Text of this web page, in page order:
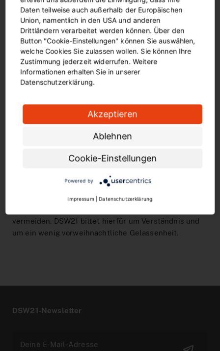
Alle Informationen zu Tickets, Fahrplänen u.v.m. gibt
es aufwww.bus-und-bahn.de(bub.mobi) sowie in der
DSW21-App.
BVB und Weihnachtsmarkt: Herausforderung
Heimspiel
In der Vorweihnachtszeit finden zwei Heimspiele des
am 7. Dezember (Besiktas Istanbul, 21.00 Uhr). Hinzu
kommt noch am 12. Dezember (16.30 Uhr) das BVB-
Auslastung des Stadions bis zu 30.000 Fans mit Bus
und Bahn anreisen – DSW21 fährt dann einen
Sonderfahrplan und lässt alles rollen, was Räder hat.
An diesen Tagen sind Einschränkungen und
vermeiden. DSW21 bittet hierfür um Verständnis und
um ein wenig vorweihnachtliche Gelassenheit.
DSW21-Newsletter
Deine E-Mail-Adresse
Daten teilweise auch außerhalb der Europäischen
Union, namentlich in den USA und anderen
Drittländern verarbeitet werden können. Über den
Button "Cookie-Einstellungen" können Sie auswählen,
welche Cookies Sie zulassen wollen. Sie können Ihre
Zustimmung jederzeit widerrufen. Weitere
Informationen erhalten Sie in unserer
Datenschutzerklärung.
Akzeptieren
Ablehnen
Cookie-Einstellungen
Powered by
Impressum Datenschutzerklärung